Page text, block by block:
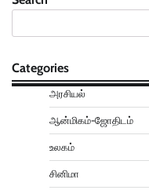
Categories
அரசியல்
ஆன்மிகம்-ஜோதிடம்
உலகம்
சினிமா